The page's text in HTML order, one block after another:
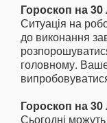
Гороскоп на
Ситуація на
до виконання
головному.
Гороскоп на
Сьогодні